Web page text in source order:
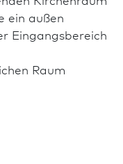
ein außen
Eingangsbereich
Raum